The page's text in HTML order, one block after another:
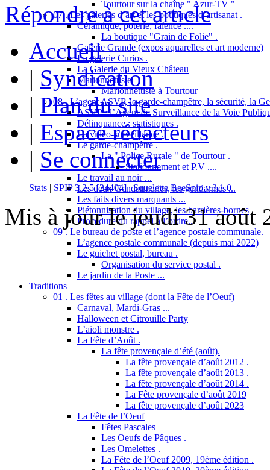
Tourtour sur la chaîne " Azur-TV "
07 . Les galeries d’art et les boutiques d’artisanat .
Céramique, poterie, faïence ....
La boutique "Grain de Folie" .
Galerie Grande (expos aquarelles et art moderne)
La galerie Curios .
La Galerie du Vieux Château
Marionnettiste
Marionnettiste à Tourtour
08 . L’agent ASVP, le garde-champêtre, la sécurité, la
ASVP : l’Agent de Surveillance de la Voie
Délinquance : statistiques .
La vidéo-surveillance .
Le garde-champêtre .
La " Police Rurale " de Tourtour .
Stationnement et P.V ....
Le travail au noir ...
Les deux Gendarmeries, les gendarmes ...
Les faits divers marquants ...
Piétonnisation du village, les barrières-bornes
Procédure du rappel à l’ordre...
09 . Le bureau de poste et l’agence postale communale.
L’agence postale communale (depuis mai 2022)
Le guichet postal, bureau .
Organisation du service postal .
Le jardin de la Poste ...
Traditions
01 . Les fêtes au village (dont la Fête de l’Oeuf)
Carnaval, Mardi-Gras ...
Halloween et Citrouille Party
L’aioli monstre .
La Fête d’Août .
La fête provençale d’été (août).
La fête provençale d’août 2012 .
La fête provençale d’août 2013 .
La fête provençale d’août 2014 .
La Fête provençale d’août 2019
La fête provençale d’août 2023
La Fête de l’Oeuf
Fêtes Pascales
Les Oeufs de Pâques .
Les Omelettes .
La Fête de l’Oeuf 2009, 19ème édition .
Répondre à cet article
Accueil
| Syndication
| Plan du site
| Espace rédacteurs
| Se connecter
Stats | SPIP 3.2.5 [24404]|Squelette BeeSpip v.3.1.0
Mis à jour le jeudi 31 août